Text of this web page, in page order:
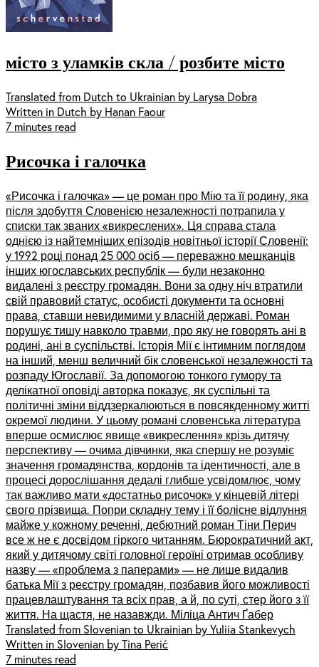
місто з уламків скла / розбите місто
Translated from Dutch to Ukrainian by Larysa Dobra
Written in Dutch by Hanan Faour
7 minutes read
Рисочка і галочка
«Рисочка і галочка» — це роман про Мію та її родину, яка
після здобуття Словенією незалежності потрапила у
списки так званих «викреслених». Ця справа стала
однією із найтемніших епізодів новітньої історії Словенії:
у 1992 році понад 25 000 осіб — переважно мешканців
інших югославських республік — були незаконно
видалені з реєстру громадян. Вони за одну ніч втратили
свій правовий статус, особисті документи та основні
права, ставши невидимими у власній державі. Роман
порушує тишу навколо травми, про яку не говорять ані в
родині, ані в суспільстві. Історія Мії є інтимним поглядом
на інший, менш величний бік словенської незалежності та
розпаду Югославії. За допомогою тонкого гумору та
делікатної оповіді авторка показує, як суспільні та
політичні зміни віддзеркалюються в повсякденному житті
окремої людини. У цьому романі словенська література
вперше осмислює явище «викреслення» крізь дитячу
перспективу — очима дівчинки, яка спершу не розуміє
значення громадянства, кордонів та ідентичності, але в
процесі дорослішання дедалі глибше усвідомлює, чому
так важливо мати «достатньо рисочок» у кінцевій літері
свого прізвища. Попри складну тему і її болісне відлуння
майже у кожному реченні, дебютний роман Тіни Перич
все ж не є досвідом гіркого читанням. Бюрократичний акт,
який у дитячому світі головної героїні отримав особливу
назву — «проблема з паперами» — не лише видалив
батька Мії з реєстру громадян, позбавив його можливості
працевлаштування та всіх прав, а й, по суті, стер його з її
життя. На щастя, не назавжди. Міліца Антич Ґабер
Translated from Slovenian to Ukrainian by Yuliia Stankevych
Written in Slovenian by Tina Perić
7 minutes read